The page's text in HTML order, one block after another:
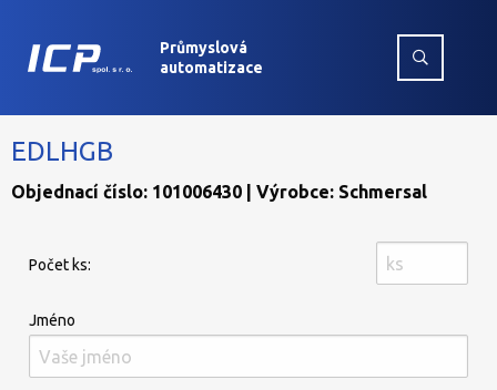
Průmyslová
automatizace
EDLHGB
Objednací číslo: 101006430 | Výrobce: Schmersal
Počet ks:
Jméno